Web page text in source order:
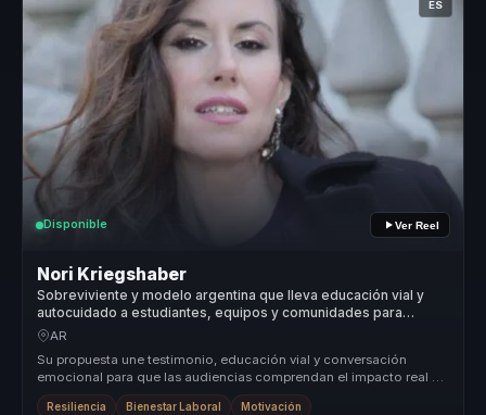
ES
Disponible Ver Reel
Nori Kriegshaber
Sobreviviente y modelo argentina que lleva educación vial y
autocuidado a estudiantes, equipos y comunidades para
fortalecer resiliencia.
AR
Su propuesta une testimonio, educación vial y conversación
emocional para que las audiencias comprendan el impacto real de
sus decisiones...
Resiliencia Bienestar Laboral Motivación